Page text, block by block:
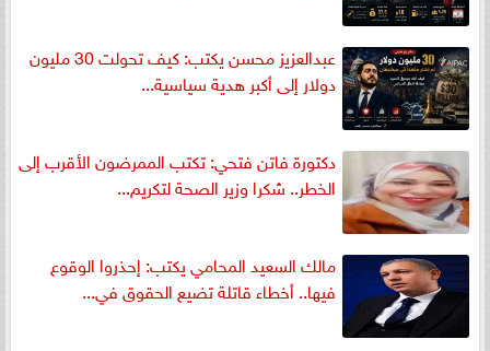
عبدالعزيز محسن يكتب: كيف تحولت 30 مليون
دولار إلى أكبر هدية سياسية...
دكتورة فاتن فتحي: تكتب الممرضون الأقرب إلى
الخطر.. شكرا وزير الصحة لتكريم...
مالك السعيد المحامي يكتب: إحذروا الوقوع
فيها.. أخطاء قاتلة تضيع الحقوق في...